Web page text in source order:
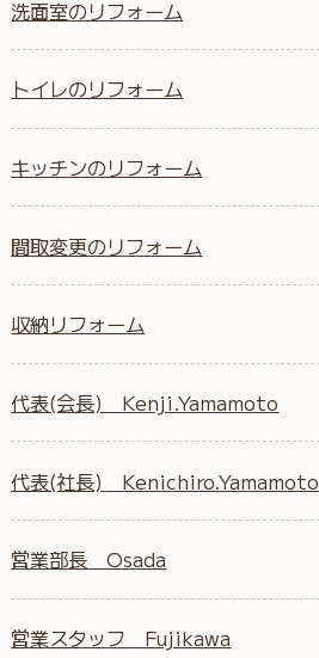
洗面室のリフォーム
トイレのリフォーム
キッチンのリフォーム
間取変更のリフォーム
収納リフォーム
代表(会長) Kenji.Yamamoto
代表(社長) Kenichiro.Yamamoto
営業部長 Osada
営業スタッフ Fujikawa